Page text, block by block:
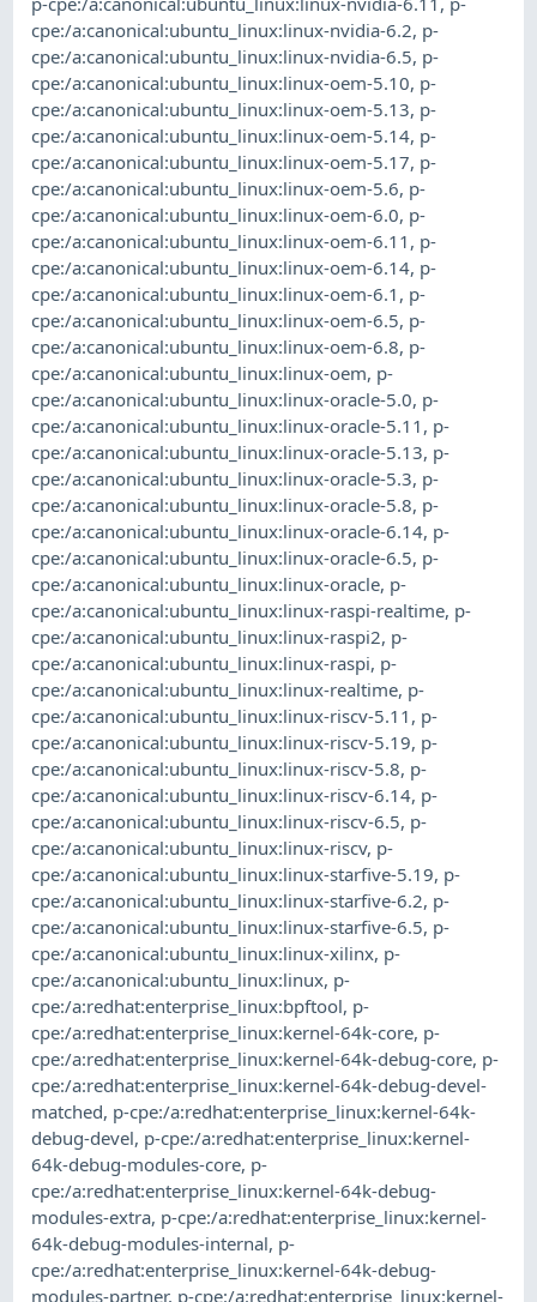
cpe:/a:canonical:ubuntu_linux:linux-nvidia-6.2, p-
cpe:/a:canonical:ubuntu_linux:linux-nvidia-6.5, p-
cpe:/a:canonical:ubuntu_linux:linux-oem-5.10, p-
cpe:/a:canonical:ubuntu_linux:linux-oem-5.13, p-
cpe:/a:canonical:ubuntu_linux:linux-oem-5.14, p-
cpe:/a:canonical:ubuntu_linux:linux-oem-5.17, p-
cpe:/a:canonical:ubuntu_linux:linux-oem-5.6, p-
cpe:/a:canonical:ubuntu_linux:linux-oem-6.0, p-
cpe:/a:canonical:ubuntu_linux:linux-oem-6.11 , p-
cpe:/a:canonical:ubuntu_linux:linux-oem-6.14, p-
cpe:/a:canonical:ubuntu_linux:linux-oem-6.1 , p-
cpe:/a:canonical:ubuntu_linux:linux-oem-6.5, p-
cpe:/a:canonical:ubuntu_linux:linux-oem-6.8, p-
cpe:/a:canonical:ubuntu_linux:linux-oem, p-
cpe:/a:canonical:ubuntu_linux:linux-oracle-5.0, p-
cpe:/a:canonical:ubuntu_linux:linux-oracle-5.11 , p-
cpe:/a:canonical:ubuntu_linux:linux-oracle-5.13, p-
cpe:/a:canonical:ubuntu_linux:linux-oracle-5.3, p-
cpe:/a:canonical:ubuntu_linux:linux-oracle-5.8, p-
cpe:/a:canonical:ubuntu_linux:linux-oracle-6.14, p-
cpe:/a:canonical:ubuntu_linux:linux-oracle-6.5, p-
cpe:/a:canonical:ubuntu_linux:linux-oracle, p-
cpe:/a:canonical:ubuntu_linux:linux-raspi-realtime, p-
cpe:/a:canonical:ubuntu_linux:linux-raspi2, p-
cpe:/a:canonical:ubuntu_linux:linux-raspi, p-
cpe:/a:canonical:ubuntu_linux:linux-realtime, p-
cpe:/a:canonical:ubuntu_linux:linux-riscv-5.11 , p-
cpe:/a:canonical:ubuntu_linux:linux-riscv-5.19, p-
cpe:/a:canonical:ubuntu_linux:linux-riscv-5.8, p-
cpe:/a:canonical:ubuntu_linux:linux-riscv-6.14, p-
cpe:/a:canonical:ubuntu_linux:linux-riscv-6.5, p-
cpe:/a:canonical:ubuntu_linux:linux-riscv, p-
cpe:/a:canonical:ubuntu_linux:linux-starfive-5.19, p-
cpe:/a:canonical:ubuntu_linux:linux-starfive-6.2, p-
cpe:/a:canonical:ubuntu_linux:linux-starfive-6.5, p-
cpe:/a:canonical:ubuntu_linux:linux-xilinx, p-
cpe:/a:canonical:ubuntu_linux:linux, p-
cpe:/a:redhat:enterprise_linux:bpftool, p-
cpe:/a:redhat:enterprise_linux:kernel-64k-core, p-
cpe:/a:redhat:enterprise_linux:kernel-64k-debug-core, p-
cpe:/a:redhat:enterprise_linux:kernel-64k-debug-devel-
matched, p-cpe:/a:redhat:enterprise_linux:kernel-64k-
debug-devel, p-cpe:/a:redhat:enterprise_linux:kernel-
64k-debug-modules-core, p-
cpe:/a:redhat:enterprise_linux:kernel-64k-debug-
modules-extra, p-cpe:/a:redhat:enterprise_linux:kernel-
64k-debug-modules-internal, p-
cpe:/a:redhat:enterprise_linux:kernel-64k-debug-
modules-partner, p-cpe:/a:redhat:enterprise_linux:kernel-